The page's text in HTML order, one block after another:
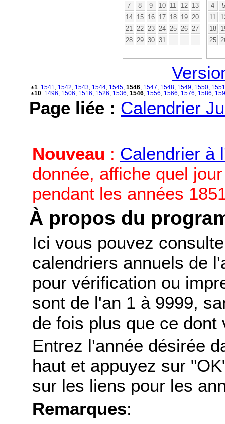
7
8 9 10 11 12
13
14
15 16 17 18 19
20
21
22 23 24 25 26
27
28
29 30 31
4
5
11
18
25
±1: 1541 1542 1543 1544 1545 1546 1547 1548 1549 1550 1551
±10: 1496 1506 1516 1526 1536 1546 1556 1566 1576 1586
Page liée : Calendrier
Nouveau : Calendrier à
donnée, affiche quel
pendant les années
À propos du
Ici vous pouvez
calendriers annuels de
pour vérification ou
sont de l'an 1 à 9999,
de fois plus que ce dont
Entrez l'année désirée
haut et appuyez sur
sur les liens pour les
Remarques: